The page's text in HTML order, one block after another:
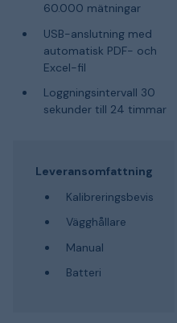
60.000 mätningar
USB-anslutning med
automatisk PDF- och
Excel-fil
Loggningsintervall 30
sekunder till 24 timmar
Leveransomfattning
Kalibreringsbevis
Vägghållare
Manual
Batteri